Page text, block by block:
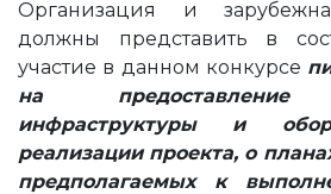
Организация и
должны представить в
участие в данном конкурсе
на предоставление
инфраструктуры и
реализации проекта, о
предполагаемых к